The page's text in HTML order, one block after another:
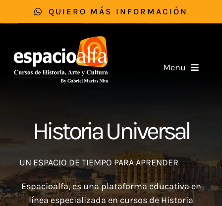
QUIERO MÁS INFORMACIÓN
Menu
Historia Universal
Historia Del Arte
Cultura General
Historia Universal
UN ESPACIO DE TIEMPO PARA APRENDER
Espacioalfa, es una plataforma educativa en
línea especializada en cursos de Historia